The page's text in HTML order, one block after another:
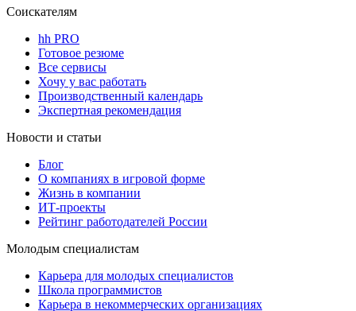
Соискателям
hh PRO
Готовое резюме
Все сервисы
Хочу у вас работать
Производственный календарь
Экспертная рекомендация
Новости и статьи
Блог
О компаниях в игровой форме
Жизнь в компании
ИТ-проекты
Рейтинг работодателей России
Молодым специалистам
Карьера для молодых специалистов
Школа программистов
Карьера в некоммерческих организациях